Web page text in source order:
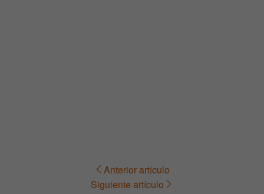
Navegación Anterior artículo
Siguiente artículo